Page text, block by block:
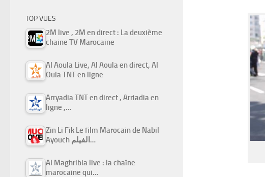
TOP VUES
2M live , 2M en direct : La deuxième
chaine TV Marocaine
Al Aoula Live, Al Aoula en direct, Al
Oula TNT en ligne
Arryadia TNT en direct , Arriadia en
ligne ,…
Zin Li Fik Le film Marocain de Nabil
Ayouch الفيلم…
Al Maghribia live : la chaîne
marocaine qui…